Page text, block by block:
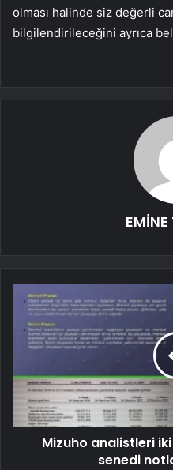
olması halinde siz değerli
bilgilendirileceğini ayrıca
Mizuho analistleri
senedi